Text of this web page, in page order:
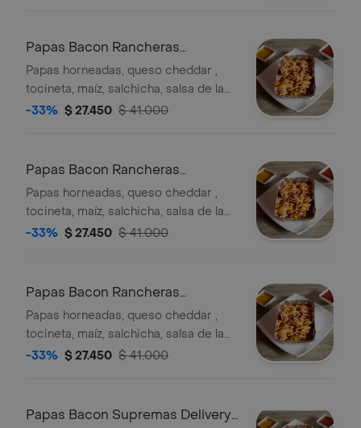
Papas Bacon Rancheras
Horneadas
Papas horneadas, queso cheddar ,
tocineta, maíz, salchicha, salsa de la
casa, salsa de queso cheddar,
-33% $ 27.450 $ 41.000
Papas Bacon Rancheras
Horneadas
Papas horneadas, queso cheddar ,
tocineta, maíz, salchicha, salsa de la
casa, salsa de queso cheddar,
-33% $ 27.450 $ 41.000
Papas Bacon Rancheras
Horneadas
Papas horneadas, queso cheddar ,
tocineta, maíz, salchicha, salsa de la
casa, salsa de queso cheddar,
-33% $ 27.450 $ 41.000
Papas Bacon Supremas Delivery